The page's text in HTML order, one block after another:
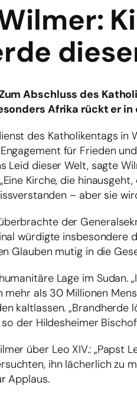
Abschluss des
Afrika rückt er in
des Katholikentags in
für Frieden
Leid dieser Welt, sagte
Kirche, die
– aber sie
der
würdigte
Glauben mutig in die
Lage im
mehr als 30 Millionen
kaltlassen.
der Hildesheimer
über Leo XIV.: „Papst
ihn lächerlich zu
Applaus.